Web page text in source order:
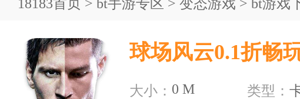
18183首页 > bt手游专区 > 变态游戏 > bt游戏
球场风云0.1折畅
大小： 0 M 类型：